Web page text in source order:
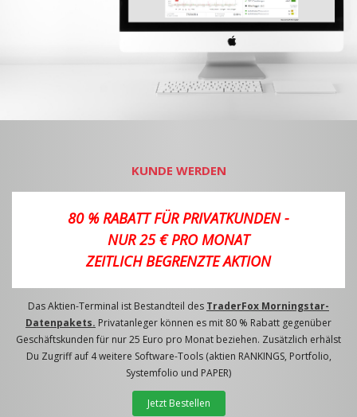
KUNDE WERDEN
80 % RABATT FÜR PRIVATKUNDEN -
NUR 25 € PRO MONAT
ZEITLICH BEGRENZTE AKTION
Das Aktien-Terminal ist Bestandteil des TraderFox Morningstar-
Datenpakets. Privatanleger können es mit 80 % Rabatt gegenüber
Geschäftskunden für nur 25 Euro pro Monat beziehen. Zusätzlich erhälst
Du Zugriff auf 4 weitere Software-Tools (aktien RANKINGS, Portfolio,
Systemfolio und PAPER)
Jetzt Bestellen